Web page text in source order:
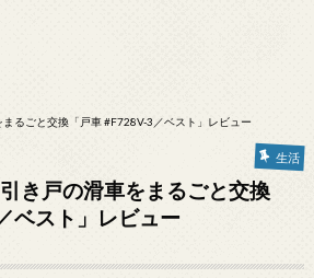
るごと交換「戸車 #F728V-3／ベスト」レビュー
生活
き戸の滑車をまるごと交換
ベスト」レビュー